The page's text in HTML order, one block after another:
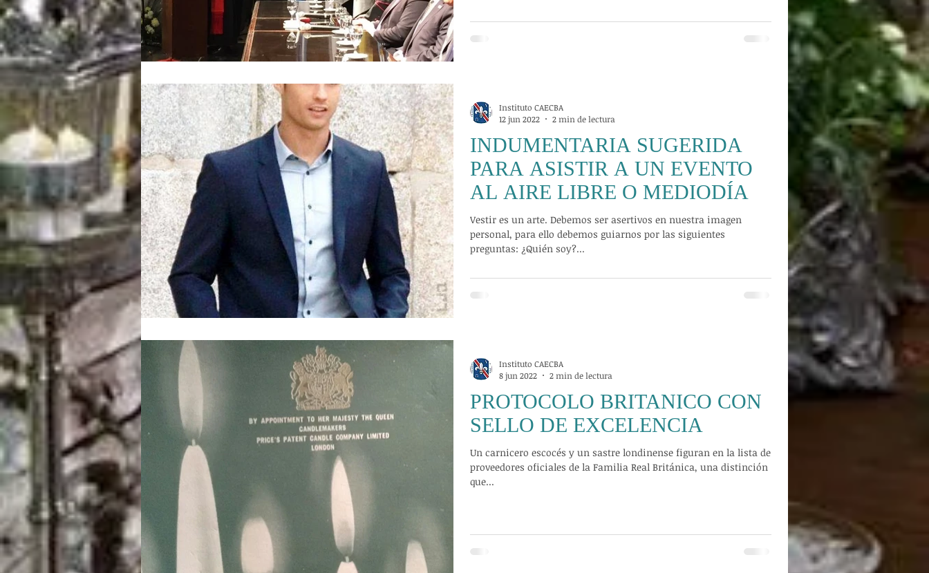
INDUMENTARIA SUGERIDA
PARA ASISTIR A UN EVENTO
AL AIRE LIBRE O MEDIODÍA
Vestir es un arte. Debemos ser asertivos en nuestra imagen
personal, para ello debemos guiarnos por las siguientes
preguntas: ¿Quién soy?...
Instituto CAECBA
12 jun 2022
2 min de lectura
PROTOCOLO BRITANICO CON
SELLO DE EXCELENCIA
Un carnicero escocés y un sastre londinense figuran en la lista de
proveedores oficiales de la Familia Real Británica, una distinción
que...
Instituto CAECBA
8 jun 2022
2 min de lectura